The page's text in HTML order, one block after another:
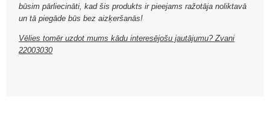
būsim pārliecināti, kad šis produkts ir pieejams ražotāja noliktavā
un tā piegāde būs bez aizķeršanās!
Vēlies tomēr uzdot mums kādu interesējošu jautājumu? Zvani
22003030